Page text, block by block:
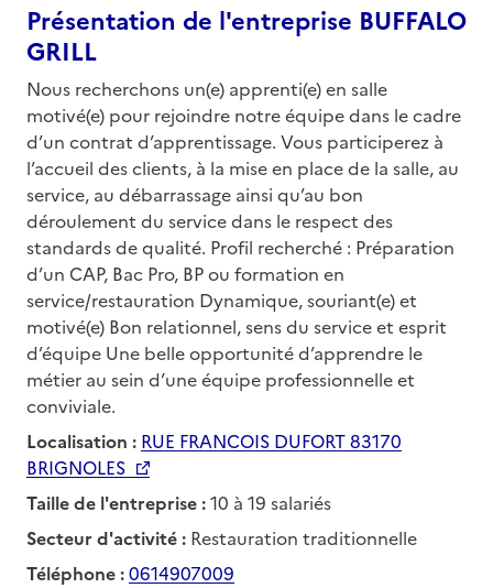
Présentation de l'entreprise BUFFALO
GRILL
Nous recherchons un(e) apprenti(e) en salle
motivé(e) pour rejoindre notre équipe dans le cadre
d’un contrat d’apprentissage. Vous participerez à
l’accueil des clients, à la mise en place de la salle, au
service, au débarrassage ainsi qu’au bon
déroulement du service dans le respect des
standards de qualité. Profil recherché : Préparation
d’un CAP, Bac Pro, BP ou formation en
service/restauration Dynamique, souriant(e) et
motivé(e) Bon relationnel, sens du service et esprit
d’équipe Une belle opportunité d’apprendre le
métier au sein d’une équipe professionnelle et
conviviale.
Localisation : RUE FRANCOIS DUFORT 83170
BRIGNOLES
Taille de l'entreprise :10 à 19 salariés
Secteur d'activité : Restauration traditionnelle
Téléphone :0614907009